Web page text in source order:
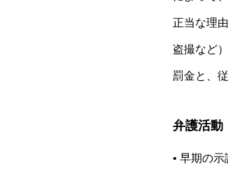
正当な理
盗撮など
罰金と、
弁護活動
• 早期の